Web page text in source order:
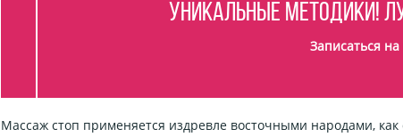
Уникальные методики!
Записаться
Массаж стоп применяется издревле восточными народами,